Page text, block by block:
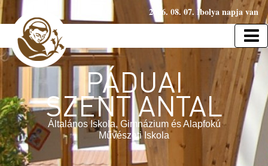
2026. 08. 07. Ibolya napja van
PÁDUAI
SZENT ANTAL
Általános Iskola, Gimnázium és Alapfokú
Művészeti Iskola